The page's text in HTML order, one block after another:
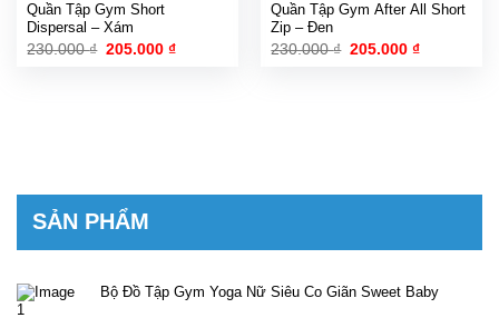
Quần Tập Gym Short
Dispersal – Xám
230.000₫ Giá
205.000₫Giá
Quần Tập Gym After All Short
Zip – Đen
230.000₫ Giá
205.000₫Giá
SẢN PHẨM
Bộ Đồ Tập Gym Yoga Nữ Siêu Co Giãn Sweet Baby